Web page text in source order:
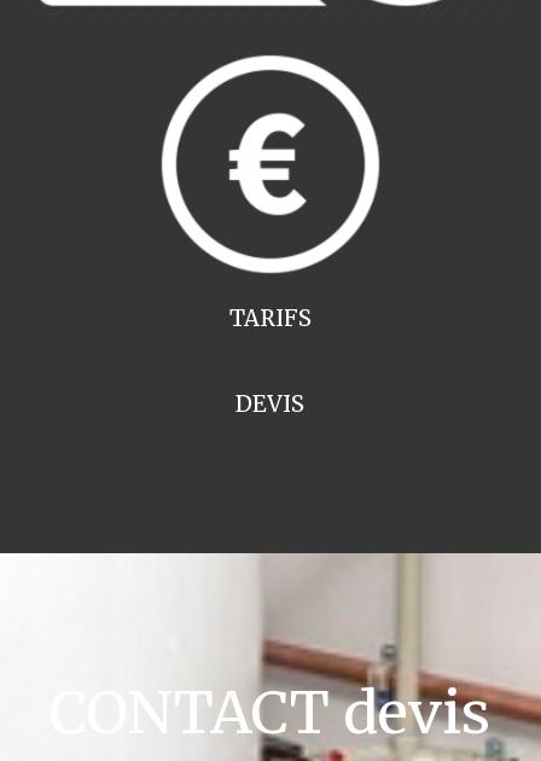
TARIFS
DEVIS
CONTACT devis